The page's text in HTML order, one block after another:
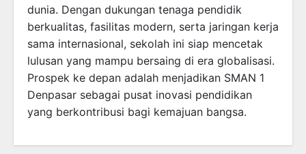
dunia. Dengan dukungan tenaga pendidik
berkualitas, fasilitas modern, serta jaringan kerja
sama internasional, sekolah ini siap mencetak
lulusan yang mampu bersaing di era globalisasi.
Prospek ke depan adalah menjadikan SMAN 1
Denpasar sebagai pusat inovasi pendidikan
yang berkontribusi bagi kemajuan bangsa.